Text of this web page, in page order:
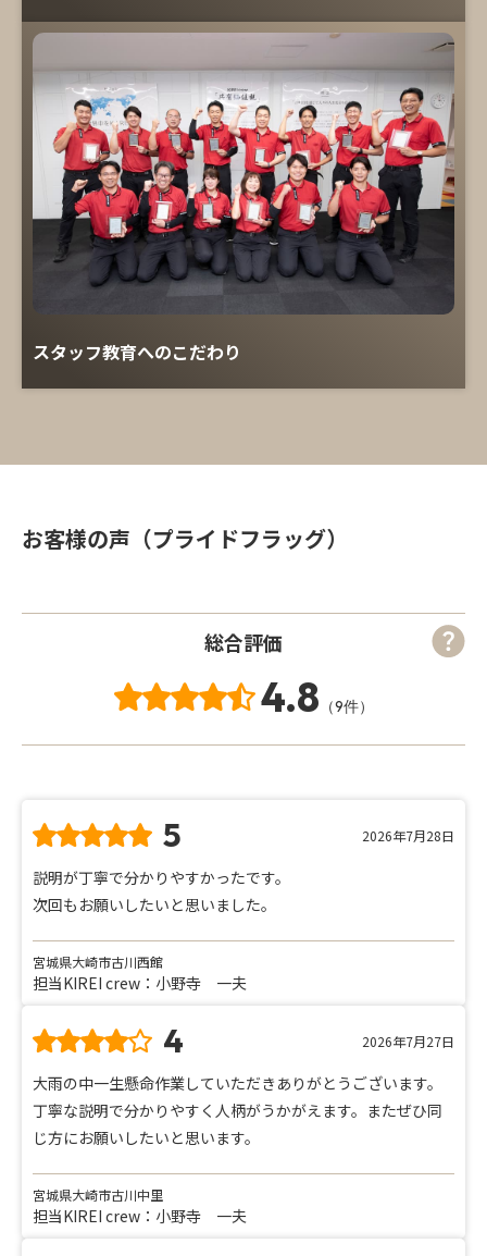
スタッフ教育へのこだわり
お客様の声（プライドフラッグ）
総合評価
4.8 （9件）
5 2026年7月28日
説明が丁寧で分かりやすかったです。
次回もお願いしたいと思いました。
宮城県大崎市古川西館
担当KIREI crew：小野寺 一夫
4 2026年7月27日
大雨の中一生懸命作業していただきありがとうございます。
丁寧な説明で分かりやすく人柄がうかがえます。またぜひ同
じ方にお願いしたいと思います。
宮城県大崎市古川中里
担当KIREI crew：小野寺 一夫